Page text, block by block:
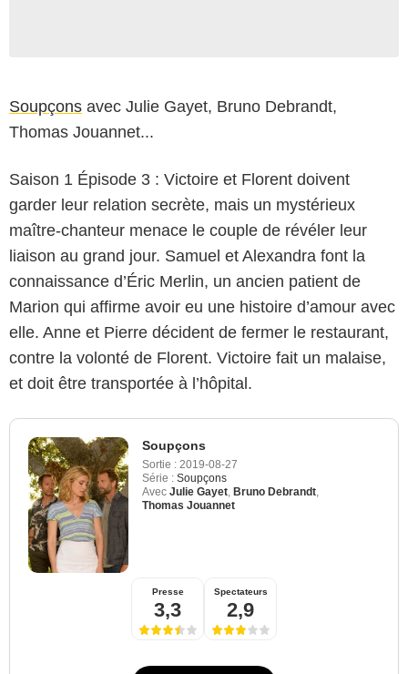
Soupçons avec Julie Gayet, Bruno Debrandt,
Thomas Jouannet...
Saison 1 Épisode 3 : Victoire et Florent doivent
garder leur relation secrète, mais un mystérieux
maître-chanteur menace le couple de révéler leur
liaison au grand jour. Samuel et Alexandra font la
connaissance d’Éric Merlin, un ancien patient de
Marion qui affirme avoir eu une histoire d’amour avec
elle. Anne et Pierre décident de fermer le restaurant,
contre la volonté de Florent. Victoire fait un malaise,
et doit être transportée à l’hôpital.
Soupçons
Sortie : 2019-08-27
Série : Soupçons
Avec Julie Gayet, Bruno Debrandt,
Thomas Jouannet
Presse
3,3
Spectateurs
2,9